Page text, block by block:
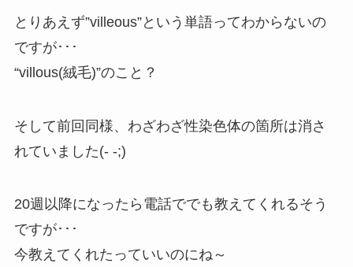
とりあえず”villeous”という単語ってわからないの
ですが･･･
“villous(絨毛)”のこと？
そして前回同様、わざわざ性染色体の箇所は消さ
れていました(- -;)
20週以降になったら電話ででも教えてくれるそう
ですが･･･
今教えてくれたっていいのにね～